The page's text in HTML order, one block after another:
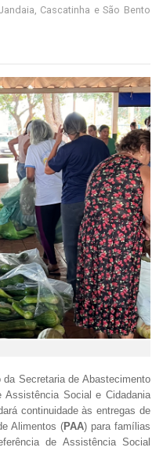
Cascatinha e São Bento
da Secretaria de Abastecimento
Assistência Social e Cidadania
continuidade às entregas de
Alimentos (PAA) para famílias
de Assistência Social